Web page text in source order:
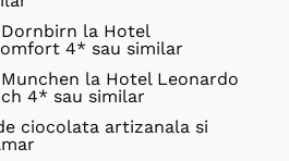
la Hotel
4* sau similar
la Hotel Leonardo
4* sau similar
ciocolata artizanala si